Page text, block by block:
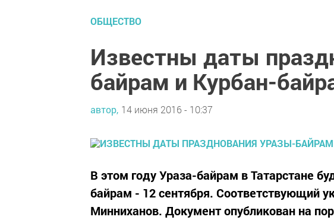
ОБЩЕСТВО
Известны даты
байрам и Курбан-
автор, 14 июня 2016 - 10:37
В этом году Ураза-байрам в Татарстане
байрам - 12 сентября. Соответствующий
Минниханов. Документ опубликован на